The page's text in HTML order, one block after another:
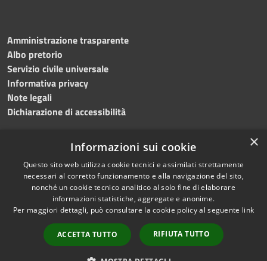
Amministrazione trasparente
Albo pretorio
Servizio civile universale
Informativa privacy
Note legali
Dichiarazione di accessibilità
RSS
Accessibilità
Cookie
Mappa del sito
Difensore civico
Copyright © 2023 •
Comune di Noicàttaro
Powered byMunicipium
Redazione•Portale
dipendente
WebMail Dipendenti
×
Informazioni sui cookie
Questo sito web utilizza cookie tecnici e assimilati strettamente
necessari al corretto funzionamento e alla navigazione del sito,
nonché un cookie tecnico analitico al solo fine di elaborare
informazioni statistiche, aggregate e anonime.
Per maggiori dettagli, può consultare la cookie policy al seguente link
ACCETTA TUTTO RIFIUTA TUTTO